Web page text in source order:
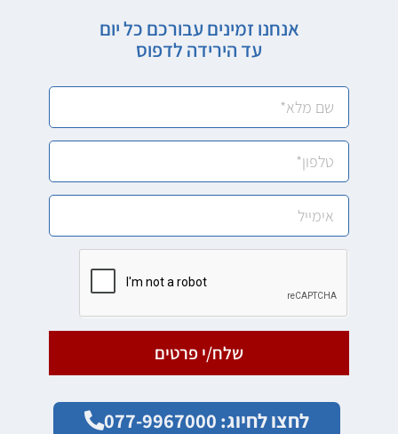
אנחנו זמינים עבורכם כל יום
עד הירידה לדפוס
שלח/י פרטים
לחצו לחיוג: 077-9967000